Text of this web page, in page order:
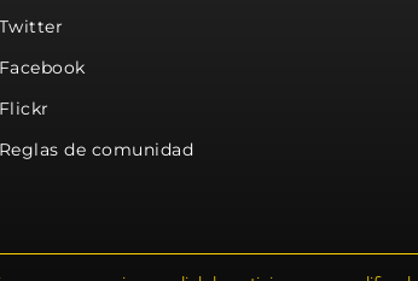
Twitter
Facebook
Flickr
Reglas de comunidad